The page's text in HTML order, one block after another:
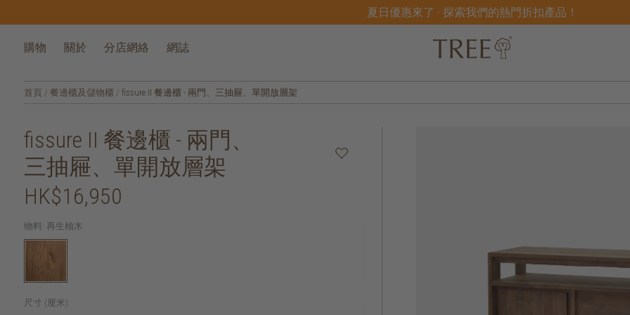
夏日優惠來了 - 探索我們的熱門折扣產品！
購物 關於 分店網絡 網誌
首頁 / 餐邊櫃及儲物櫃 / fissure II 餐邊櫃 - 兩門、三抽屜、單開放層架
fissure II 餐邊櫃 - 兩門、
三抽屜、單開放層架
HK$16,950
物料: 再生柚木
尺寸 (厘米):